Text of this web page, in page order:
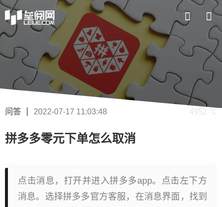
问答 2022-07-17 11:03:48 4952 ℃
拼多多零元下单怎么取消
点击消息，打开并进入拼多多app。点击左下方
消息。选择拼多多官方客服，在消息界面，找到